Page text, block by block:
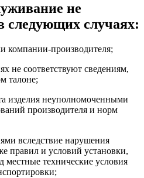
не
следующих случаях:
компании-производителя;
не соответствуют сведениям,
талоне;
изделия неуполномоченными
производителя и норм
вследствие нарушения
правил и условий установки,
местные технические условия